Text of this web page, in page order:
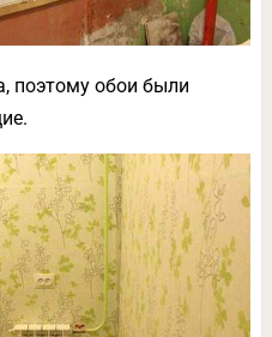
поэтому обои были